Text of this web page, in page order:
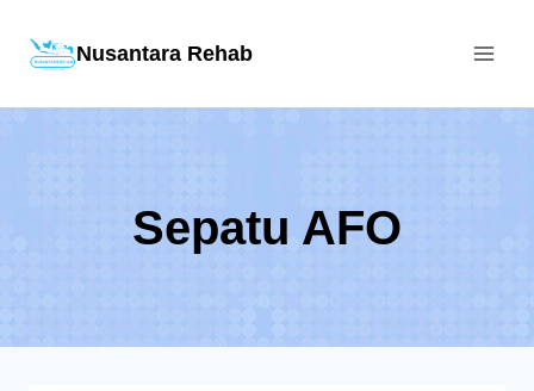
Nusantara Rehab
Sepatu AFO